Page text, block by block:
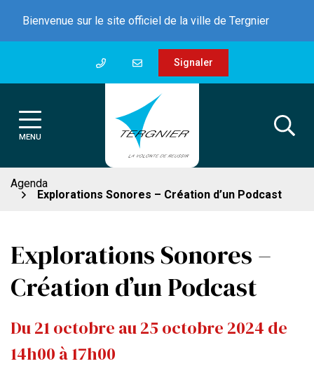
contenu
Bienvenue sur le site officiel de la ville de Tergnier
Signaler
MENU
Agenda
Explorations Sonores – Création d’un Podcast
Explorations Sonores –
Création d’un Podcast
Du21octobre au25 octobre 2024 de
14h00 à 17h00